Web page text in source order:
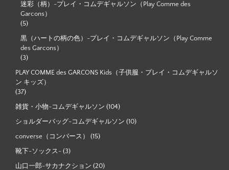
迷彩（柄）-プレイ・コムデギャルソン（Play Comme des
Garcons）
(5)
黒（ハートの柄の色）-プレイ・コムデギャルソン（Play Comme
des Garcons）
(3)
PLAY COMME des GARCONS Kids（子供服・プレイ・コムデギャルソ
ン キッズ）
(37)
雑貨・小物-コムデギャルソン (104)
ショルダーバッグ-コムデギャルソン (10)
converse（コンバース） (15)
靴下-ソックス- (3)
山口一郎-サカナクション (20)